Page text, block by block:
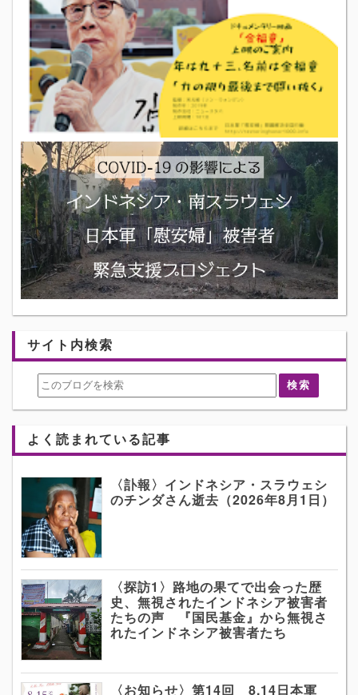
サイト内検索
よく読まれている記事
〈訃報〉インドネシア・スラウェシ
のチンダさん逝去（2026年8月1日）
〈探訪1〉路地の果てで出会った歴
史、無視されたインドネシア被害者
たちの声 『国民基金』から無視さ
れたインドネシア被害者たち
〈お知らせ〉第14回 8.14日本軍